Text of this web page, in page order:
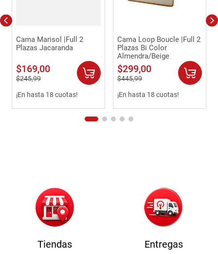
Cama Marisol |Full 2
Plazas Jacaranda
$169,00
$245,99
¡En hasta 18 cuotas!
Cama Loop Boucle |Full 2
Plazas Bi Color
Almendra/Beige
$299,00
$445,99
¡En hasta 18 cuotas!
Tiendas Entregas